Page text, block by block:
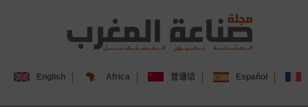
Español
普通话
Africa
English